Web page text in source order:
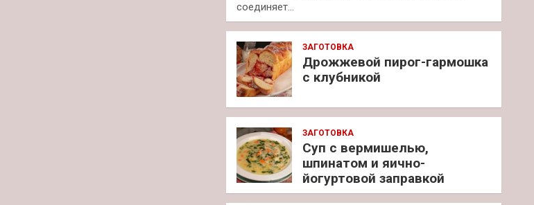
соединяет…
ЗАГОТОВКА
Дрожжевой пирог-гармошка
с клубникой
ЗАГОТОВКА
Суп с вермишелью,
шпинатом и яично-
йогуртовой заправкой